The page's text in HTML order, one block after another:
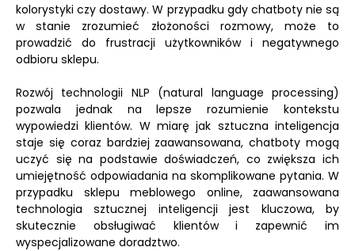
kolorystyki czy dostawy. W przypadku gdy chatboty nie są
w stanie zrozumieć złożoności rozmowy, może to
prowadzić do frustracji użytkowników i negatywnego
odbioru sklepu.
Rozwój technologii NLP (natural language processing)
pozwala jednak na lepsze rozumienie kontekstu
wypowiedzi klientów. W miarę jak sztuczna inteligencja
staje się coraz bardziej zaawansowana, chatboty mogą
uczyć się na podstawie doświadczeń, co zwiększa ich
umiejętność odpowiadania na skomplikowane pytania. W
przypadku sklepu meblowego online, zaawansowana
technologia sztucznej inteligencji jest kluczowa, by
skutecznie obsługiwać klientów i zapewnić im
wyspecjalizowane doradztwo.